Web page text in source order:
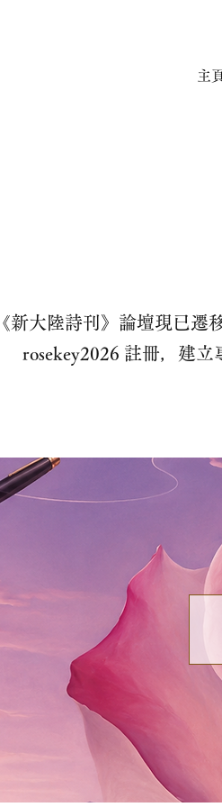
主頁
《新大陸詩刊》論壇現已遷
rosekey2026 註冊，建